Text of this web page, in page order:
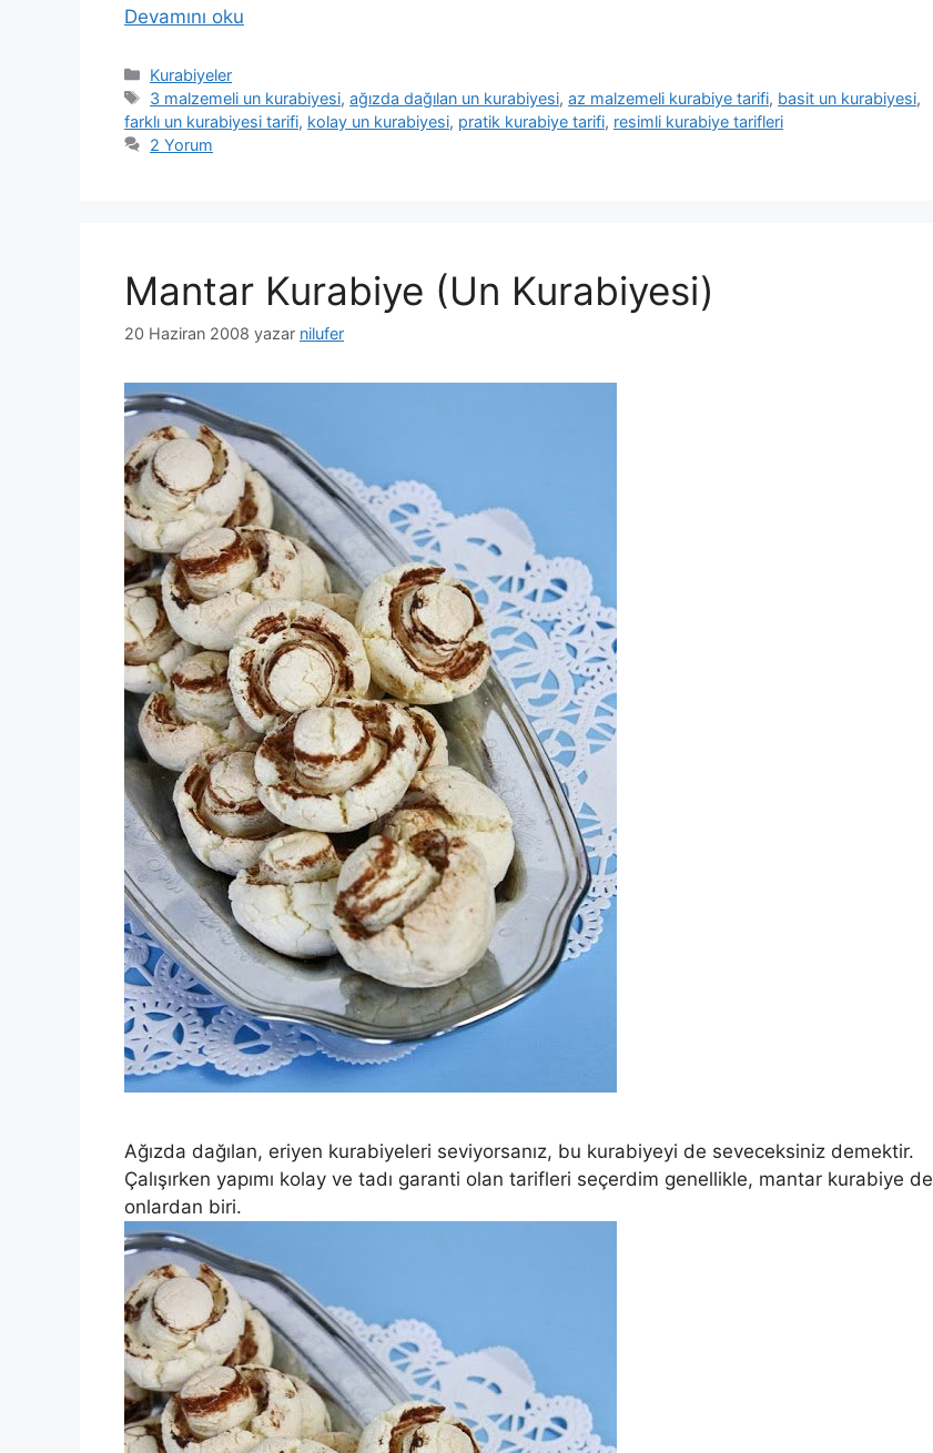
Devamını oku
Kategoriler
Kurabiyeler
Etiketler
3 malzemeli un kurabiyesi,ağızda dağılan un kurabiyesi,az malzemeli kurabiye tarifi, basit un kurabiyesi,
farklı un kurabiyesi tarifi, kolay un kurabiyesi, pratik kurabiye tarifi, resimli kurabiye tarifleri
2 Yorum
Mantar Kurabiye (Un Kurabiyesi)
20 Haziran 2008 yazar nilufer
Ağızda dağılan, eriyen kurabiyeleri seviyorsanız, bu kurabiyeyi de seveceksiniz demektir.
Çalışırken yapımı kolay ve tadı garanti olan tarifleri seçerdim genellikle, mantar kurabiye de
onlardan biri.